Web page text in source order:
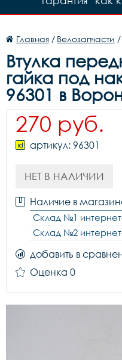
Главная / Велозапчасти /
Втулка
гайка под
96301 в
270 руб.
артикул: 96301
НЕТ В НАЛИЧИИ
Наличие в
Склад №1
Склад №2
добавить в
Оценка 0